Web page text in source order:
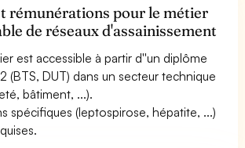
rémunérations pour le métier
de réseaux d'assainissement
est accessible à partir d''un diplôme
(BTS, DUT) dans un secteur technique
bâtiment, ...).
spécifiques (leptospirose, hépatite, ...)